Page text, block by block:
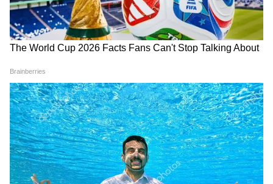
अधिकारी, जंतर-मंतर और गर्लफ्रेंड
कनेक्शन पर STF को क्या मिला?
आया? RTI एक्टिविस्ट ने की जांच
की मांग
LATEST VIDEOS
Modi in IIT Delhi: '1 लाख करोड़..अंग्रेजी में
बोलूं', देश के युवाओं को Modi ने दिया बहुत बड़ा
टास्क